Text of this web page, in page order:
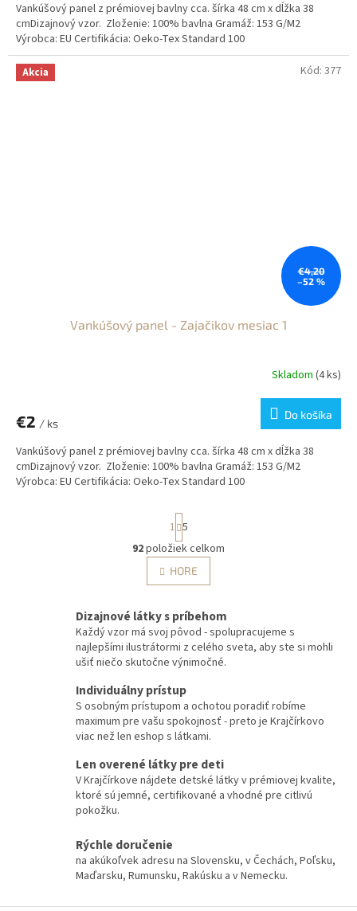
Vankúšový panel z prémiovej bavlny cca. šírka 48 cm x dĺžka 38
cmDizajnový vzor. Zloženie: 100% bavlna Gramáž: 153 G/M2
Výrobca: EU Certifikácia: Oeko-Tex Standard 100
Akcia
€4,20
–52 %
Vankúšový panel - Zajačikov mesiac 1
Skladom (4 ks)
€2 / ks
Do košíka
Vankúšový panel z prémiovej bavlny cca. šírka 48 cm x dĺžka 38
cmDizajnový vzor. Zloženie: 100% bavlna Gramáž: 153 G/M2
Výrobca: EU Certifikácia: Oeko-Tex Standard 100
Kód: 377
O
v
l
d
a
c
i
p
r
v
k
v
ý
p
S
t
r
á
n
k
v
a
n
i
e
1 5
92položiek celkom
HORE
Dizajnové látky s príbehom
Každý vzor má svoj pôvod - spolupracujeme s
najlepšími ilustrátormi z celého sveta, aby ste si mohli
ušiť niečo skutočne výnimočné.
Individuálny prístup
S osobným prístupom a ochotou poradiť robíme
maximum pre vašu spokojnosť - preto je Krajčírkovo
viac než len eshop s látkami.
Len overené látky pre deti
V Krajčírkove nájdete detské látky v prémiovej kvalite,
ktoré sú jemné, certifikované a vhodné pre citlivú
pokožku.
Rýchle doručenie
na akúkoľvek adresu na Slovensku, v Čechách, Poľsku,
Maďarsku, Rumunsku, Rakúsku a v Nemecku.